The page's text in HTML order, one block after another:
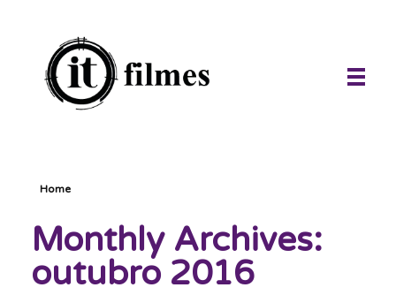
Home
Monthly Archives:
outubro 2016